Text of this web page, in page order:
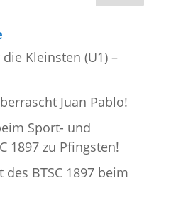
Kleinsten (U1) –
Juan Pablo!
Sport- und
1897 zu Pfingsten!
BTSC 1897 beim